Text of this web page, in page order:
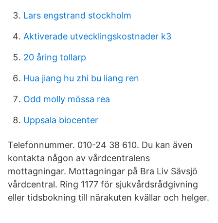
Lars engstrand stockholm
Aktiverade utvecklingskostnader k3
20 åring tollarp
Hua jiang hu zhi bu liang ren
Odd molly mössa rea
Uppsala biocenter
Telefonnummer. 010-24 38 610. Du kan även
kontakta någon av vårdcentralens
mottagningar. Mottagningar på Bra Liv Sävsjö
vårdcentral. Ring 1177 för sjukvårdsrådgivning
eller tidsbokning till närakuten kvällar och helger.